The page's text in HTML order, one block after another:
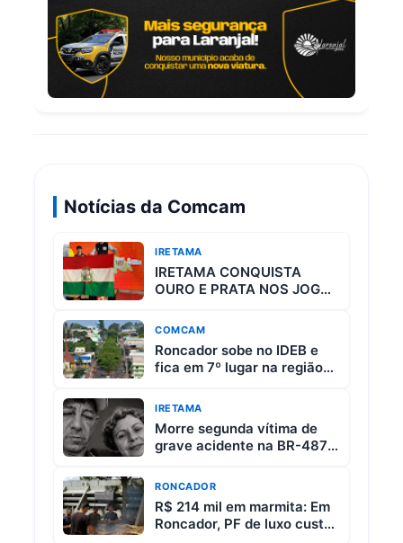
Notícias da Comcam
IRETAMA
IRETAMA CONQUISTA
OURO E PRATA NOS JOGOS
COMCAM
Roncador sobe no IDEB e
fica em 7º lugar na região
IRETAMA
Morre segunda vítima de
grave acidente na BR-487
RONCADOR
R$ 214 mil em marmita: Em
Roncador, PF de luxo custa